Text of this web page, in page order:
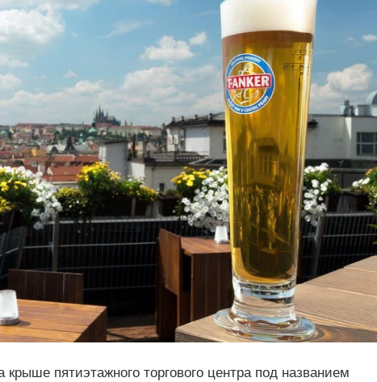
крыше пятиэтажного торгового центра под названием